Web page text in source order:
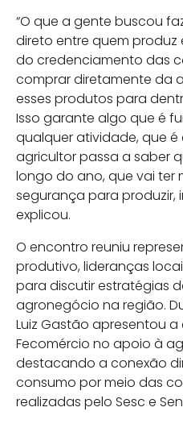
“O que a gente buscou
direto entre quem produz
do credenciamento das
comprar diretamente da
esses produtos para
Isso garante algo que é
qualquer atividade, que é
agricultor passa a saber
longo do ano, que vai ter
segurança para produzir,
explicou.
O encontro reuniu
produtivo, lideranças
para discutir estratégias
agronegócio na região.
Luiz Gastão apresentou
Fecomércio no apoio à
destacando a conexão
consumo por meio das
realizadas pelo Sesc e